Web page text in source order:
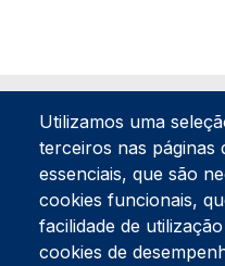
Tel:234 390 100Fax:234
Utilizamos uma
terceiros nas páginas
essenciais, que são
cookies funcionais,
facilidade de
cookies de